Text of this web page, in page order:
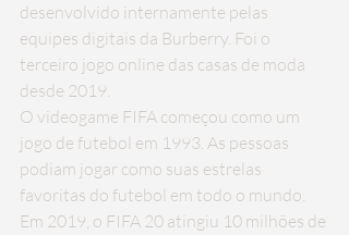
desenvolvido internamente pelas
equipes digitais da Burberry. Foi o
terceiro jogo online das casas de moda
desde 2019.
O videogame FIFA começou como um
jogo de futebol em 1993. As pessoas
podiam jogar como suas estrelas
favoritas do futebol em todo o mundo.
Em 2019, o FIFA 20 atingiu 10 milhões de